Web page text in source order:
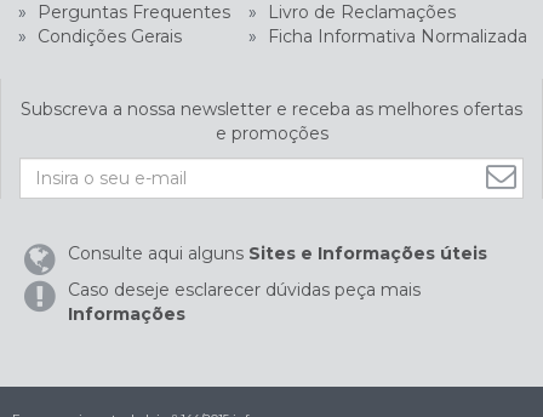
»
Perguntas Frequentes »
Livro de Reclamações
»
Condições Gerais » Ficha Informativa Normalizada
Subscreva a nossa newsletter e receba as melhores ofertas
e promoções
Consulte aqui alguns Sites e Informações úteis
Caso deseje esclarecer dúvidas peça mais
Informações